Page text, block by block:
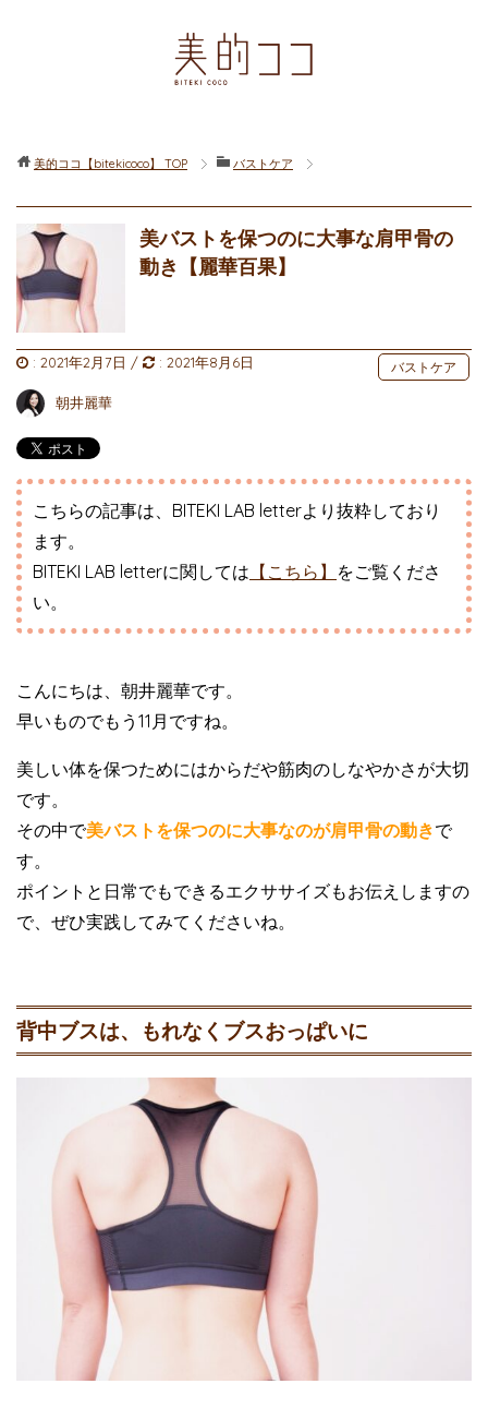
美的ココ【bitekicoco】 TOP バストケア
美バストを保つのに大事な肩甲骨の
動き【麗華百果】
: 2021年2月7日 / : 2021年8月6日 バストケア
朝井麗華
こちらの記事は、BITEKI LAB letterより抜粋しており
ます。
BITEKI LAB letterに関しては 【こちら】 をご覧くださ
い。
こんにちは、朝井麗華です。
早いものでもう11月ですね。
美しい体を保つためにはからだや筋肉のしなやかさが大切
です。
その中で美バストを保つのに大事なのが肩甲骨の動きで
す。
ポイントと日常でもできるエクササイズもお伝えしますの
で、ぜひ実践してみてくださいね。
背中ブスは、もれなくブスおっぱいに